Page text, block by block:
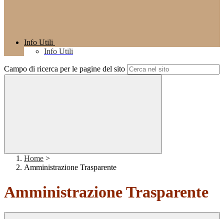
Info Utili
Info Utili
Campo di ricerca per le pagine del sito
Home >
Amministrazione Trasparente
Amministrazione Trasparente